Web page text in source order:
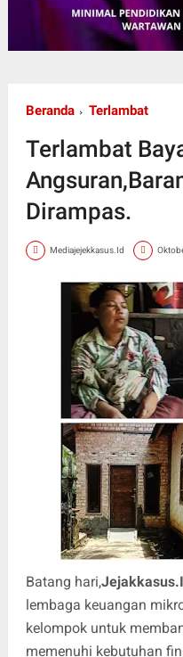
Beranda Terlambat
Terlambat
Dirampas.
Mediajejekkasus.Id
Batang hari,
lembaga keuangan
kelompok untuk
memenuhi kebutuhan